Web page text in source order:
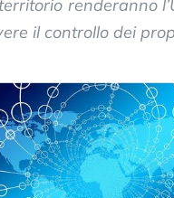
renderanno
il controllo dei